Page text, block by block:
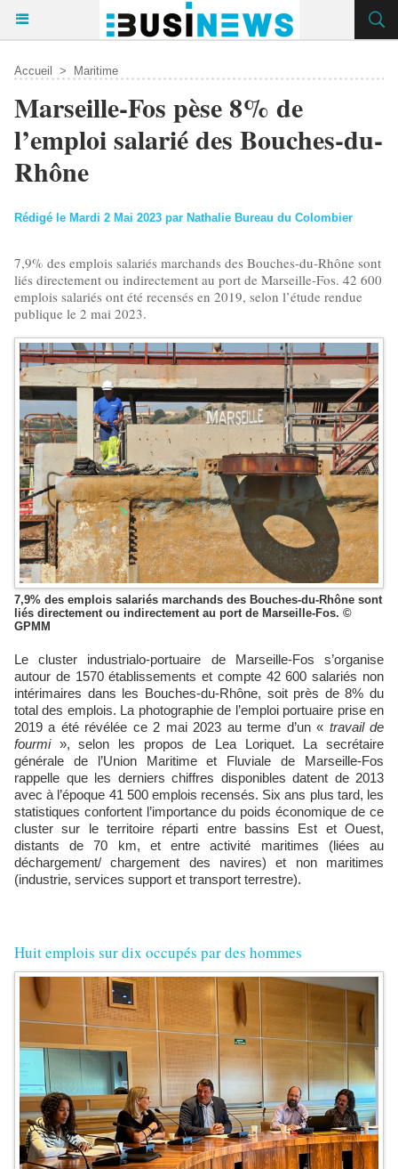
Accueil > Maritime
​Marseille-Fos pèse 8% de
l’emploi salarié des Bouches-du-
Rhône
Rédigé le Mardi 2 Mai 2023 par Nathalie Bureau du Colombier
7,9% des emplois salariés marchands des Bouches-du-Rhône sont
liés directement ou indirectement au port de Marseille-Fos. 42 600
emplois salariés ont été recensés en 2019, selon l’étude rendue
publique le 2 mai 2023.
7,9% des emplois salariés marchands des Bouches-du-Rhône sont
liés directement ou indirectement au port de Marseille-Fos. ©
GPMM
Le cluster industrialo-portuaire de Marseille-Fos s’organise
autour de 1570 établissements et compte 42 600 salariés non
intérimaires dans les Bouches-du-Rhône, soit près de 8% du
total des emplois. La photographie de l’emploi portuaire prise en
2019 a été révélée ce 2 mai 2023 au terme d’un « travail de
fourmi», selon les propos de Lea Loriquet. La secrétaire
générale de l’Union Maritime et Fluviale de Marseille-Fos
rappelle que les derniers chiffres disponibles datent de 2013
avec à l’époque 41 500 emplois recensés. Six ans plus tard, les
statistiques confortent l’importance du poids économique de ce
cluster sur le territoire réparti entre bassins Est et Ouest,
distants de 70 km, et entre activité maritimes (liées au
déchargement/ chargement des navires) et non maritimes
(industrie, services support et transport terrestre).
Huit emplois sur dix occupés par des hommes